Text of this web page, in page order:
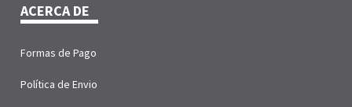
ACERCA DE
Formas de Pago
Política de Envio